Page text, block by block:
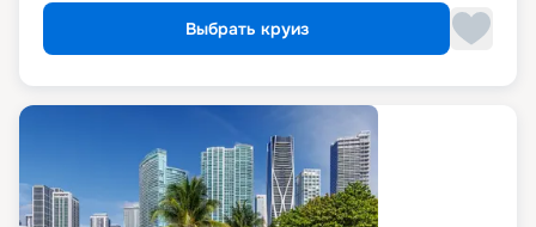
Выбрать круиз